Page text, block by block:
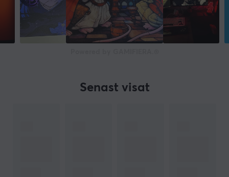
Senast visat